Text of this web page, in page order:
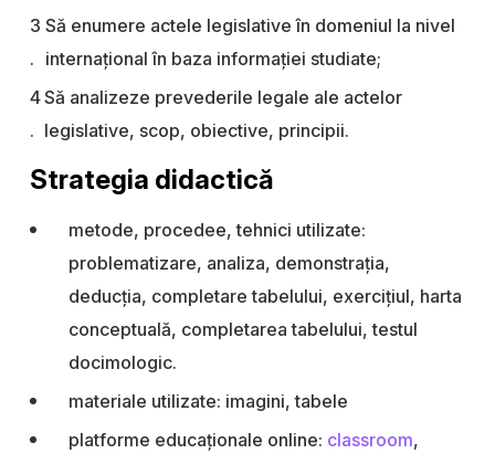
Să enumere actele legislative în domeniul la nivel
internațional în baza informației studiate;
Să analizeze prevederile legale ale actelor
legislative, scop, obiective, principii.
Strategia didactică
metode, procedee, tehnici utilizate:
problematizare, analiza, demonstrația,
deducția, completare tabelului, exercițiul, harta
conceptuală, completarea tabelului, testul
docimologic.
materiale utilizate: imagini, tabele
platforme educaționale online: classroom,